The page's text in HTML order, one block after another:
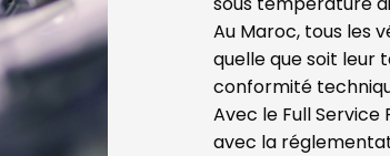
Au Maroc, tous les
quelle que soit leur
conformité
Avec le Full
avec la